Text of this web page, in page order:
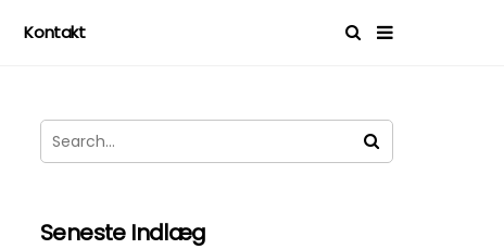
Kontakt
Seneste Indlæg